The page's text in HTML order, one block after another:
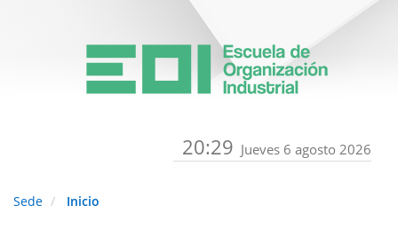
20:29 Jueves 6 agosto 2026
Sede Inicio